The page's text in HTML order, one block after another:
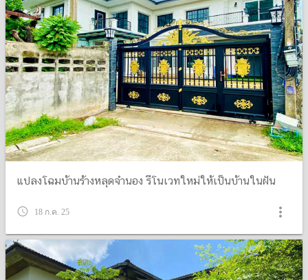
แปลงโฉมบ้านร้างหลุดจำนอง รีโนเวทใหม่ให้เป็นบ้านในฝัน
query_builder 18 ก.ค. 25 more_vert